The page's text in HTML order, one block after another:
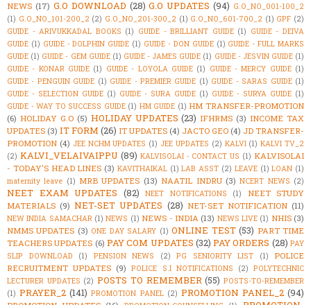
NEWS (17) G.O DOWNLOAD (28) G.O UPDATES (94) G.O_NO_001-100_2
(1) G.O_NO_101-200_2 (2) G.O_NO_201-300_2 (1) G.O_NO_601-700_2 (1) GPF (2)
GUIDE - ARIVUKKADAL BOOKS (1) GUIDE - BRILLIANT GUIDE (1) GUIDE - DEIVA
GUIDE (1) GUIDE - DOLPHIN GUIDE (1) GUIDE - DON GUIDE (1) GUIDE - FULL MARKS
GUIDE (1) GUIDE - GEM GUIDE (1) GUIDE - JAMES GUIDE (1) GUIDE - JESVIN GUIDE (1)
GUIDE - KONAR GUIDE (1) GUIDE - LOYOLA GUIDE (1) GUIDE - MERCY GUIDE (1)
GUIDE - PENGUIN GUIDE (1) GUIDE - PREMIER GUIDE (1) GUIDE - SARAS GUIDE (1)
GUIDE - SELECTION GUIDE (1) GUIDE - SURA GUIDE (1) GUIDE - SURYA GUIDE (1)
GUIDE - WAY TO SUCCESS GUIDE (1) HM GUIDE (1) HM TRANSFER-PROMOTION
(6) HOLIDAY G.O (5) HOLIDAY UPDATES (23) IFHRMS (3) INCOME TAX
UPDATES (3) IT FORM (26) IT UPDATES (4) JACTO GEO (4) JD TRANSFER-
PROMOTION (4) JEE NCHM UPDATES (1) JEE UPDATES (2) KALVI (1) KALVI TV_2
(2) KALVI_VELAIVAIPPU (89) KALVISOLAI - CONTACT US (1) KALVISOLAI
- TODAY'S HEAD LINES (3) KAVITHAIKAL (1) LAB ASST (2) LEAVE (1) LOAN (1)
maternity leave (1) MRB UPDATES (13) NAATIL INDRU (3) NCERT NEWS (2)
NEET EXAM UPDATES (82) NEET NOTIFICATIONS (1)
NEET STUDY
MATERIALS (9) NET-SET UPDATES (28) NET-SET NOTIFICATION (11)
NEW INDIA SAMACHAR (1) NEWS (1) NEWS - INDIA (13) NEWS LIVE (1) NHIS (3)
NMMS UPDATES (3) ONE DAY SALARY (1) ONLINE TEST (53) PART TIME
TEACHERS UPDATES (6) PAY COM UPDATES (32) PAY ORDERS (28) PAY
SLIP DOWNLOAD
(1) PENSION NEWS (2) PG SENIORITY LIST (1)
POLICE
RECRUITMENT UPDATES (9) POLICE S.I NOTIFICATIONS (2) POLYTECHNIC
LECTURER UPDATES (2) POSTS TO REMEMBER (55) POSTS-TO-REMEMBER
(1) PRAYER_2 (141) PROMOTION PANEL (2) PROMOTION PANEL_2 (94)